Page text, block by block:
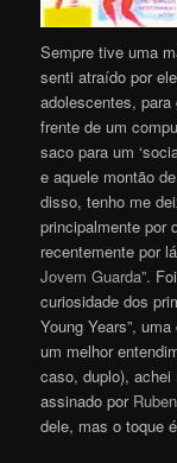
Sempre tive uma
senti atraído por
adolescentes,
frente de um
saco para um
e aquele montão
disso, tenho me
principalmente por
recentemente por
Jovem Guarda”.
curiosidade dos
Young Years”,
um melhor
caso, duplo),
assinado por
dele, mas o toque